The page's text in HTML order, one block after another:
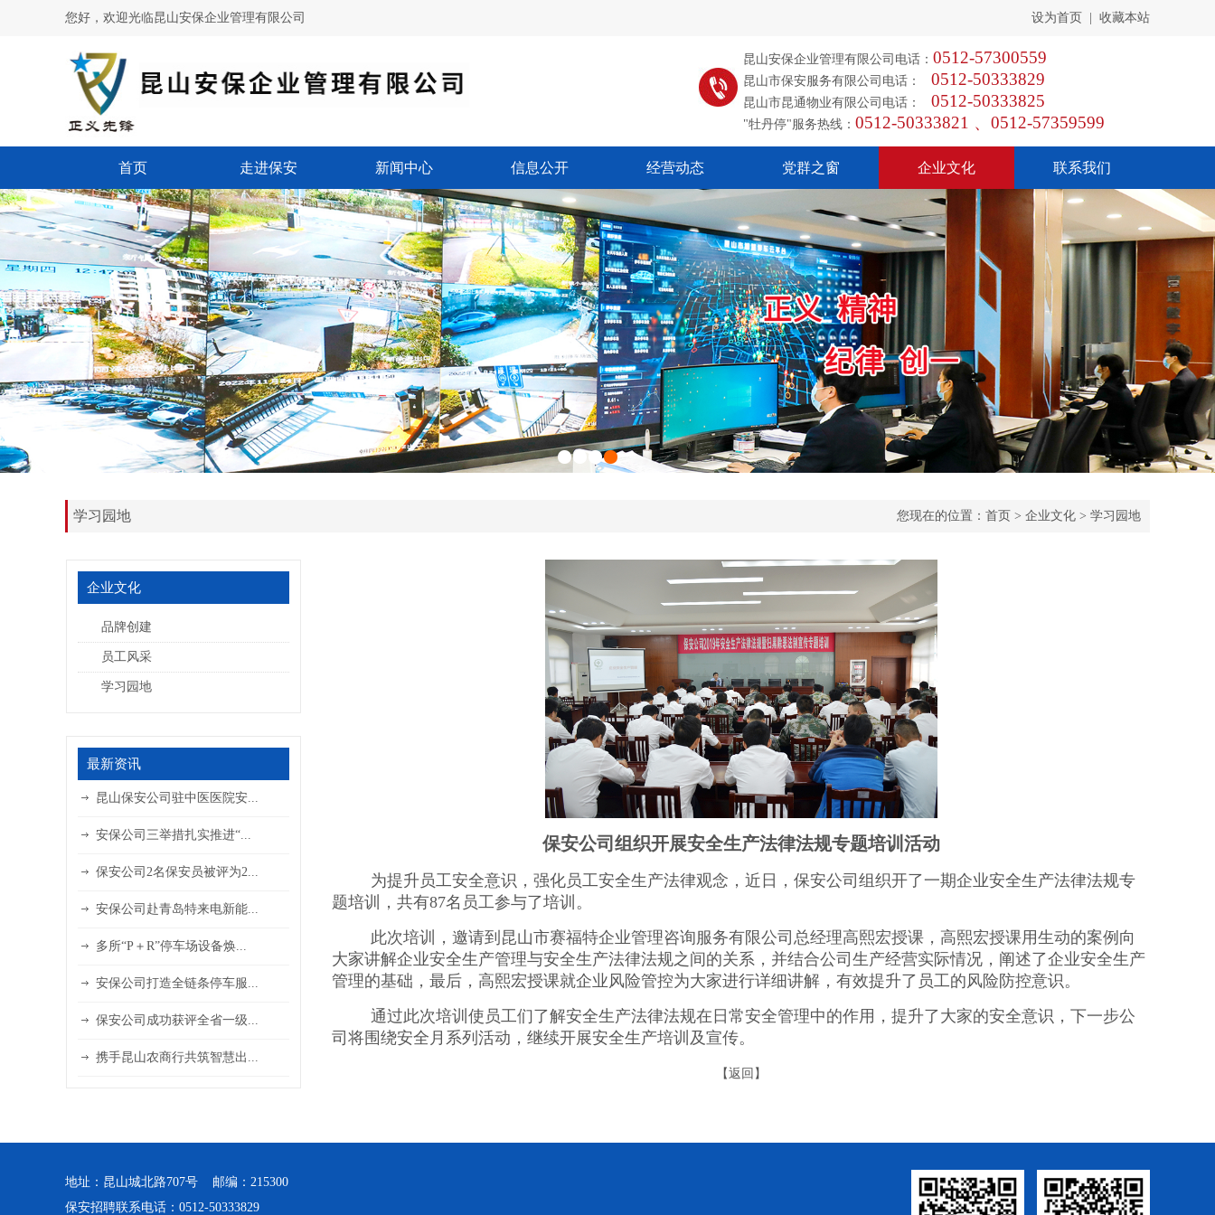
您好，欢迎光临昆山安保企业管理有限公司 设为首页 收藏本站
昆山安保企业管理有限公司电话： 0512-57300559
昆山市保安服务有限公司电话： 0512-50333829
昆山市昆通物业有限公司电话： 0512-50333825
"牡丹停"服务热线： 0512-50333821 、0512-57359599
首页 走进保安 新闻中心 信息公开 经营动态 党群之窗 企业文化 联系我们
学习园地 您现在的位置： 首页 > 企业文化 > 学习园地
企业文化
品牌创建
员工风采
学习园地
最新资讯
昆山保安公司驻中医医院安...
安保公司三举措扎实推进“...
保安公司2名保安员被评为2...
安保公司赴青岛特来电新能...
多所“P＋R”停车场设备焕...
安保公司打造全链条停车服...
保安公司成功获评全省一级...
携手昆山农商行共筑智慧出...
保安公司组织开展安全生产法律法规专题培训活动
为提升员工安全意识，强化员工安全生产法律观念，近日，保安公司组织开了一期企业安全生产法律法规专
题培训，共有87名员工参与了培训。
此次培训，邀请到昆山市赛福特企业管理咨询服务有限公司总经理高熙宏授课，高熙宏授课用生动的案例向
大家讲解企业安全生产管理与安全生产法律法规之间的关系，并结合公司生产经营实际情况，阐述了企业安全生产
管理的基础，最后，高熙宏授课就企业风险管控为大家进行详细讲解，有效提升了员工的风险防控意识。
通过此次培训使员工们了解安全生产法律法规在日常安全管理中的作用，提升了大家的安全意识，下一步公
司将围绕安全月系列活动，继续开展安全生产培训及宣传。
【返回 】
地址：昆山城北路707号 邮编：215300
保安招聘联系电话：0512-50333829